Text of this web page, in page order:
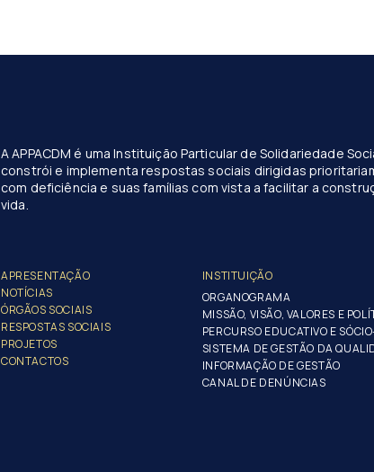
A APPACDM é uma Instituição Particular de Solidariedade
constrói e implementa respostas sociais dirigidas
com deficiência e suas famílias com vista a facilitar a
vida.
APRESENTAÇÃO
NOTÍCIAS
ÓRGÃOS SOCIAIS
RESPOSTAS SOCIAIS
PROJETOS
CONTACTOS
INSTITUIÇÃO
ORGANOGRAMA
MISSÃO, VISÃO, VALORES E
PERCURSO EDUCATIVO E
SISTEMA DE GESTÃO DA
INFORMAÇÃO DE GESTÃO
CANAL DE DENÚNCIAS